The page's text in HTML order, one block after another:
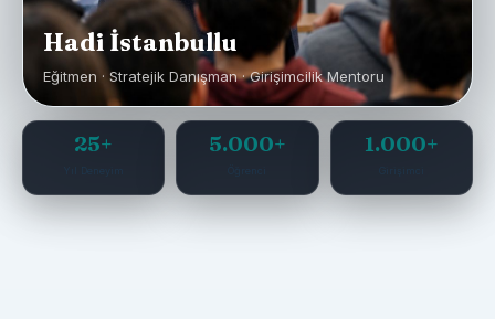
Hadi İstanbullu
Eğitmen · Stratejik Danışman · Girişimcilik Mentoru
25+ 5.000+ 1.000+